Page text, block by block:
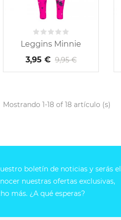
Leggins Minnie
3,95 € 9,95 €
Mostrando 1-18 of 18 artículo (s)
boletín de noticias y serás el
nuestras ofertas exclusivas,
más. ¿A qué esperas?